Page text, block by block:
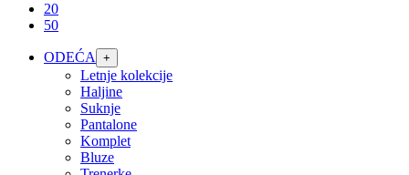
20
50
ODEĆA +
Letnje kolekcije
Haljine
Suknje
Pantalone
Komplet
Bluze